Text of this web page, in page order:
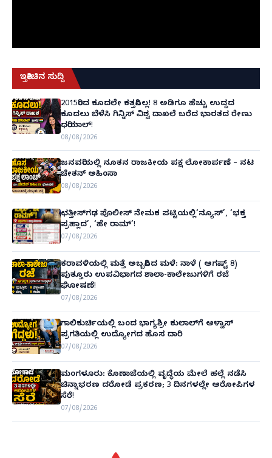
ಇತ್ತೀಚಿನ ಸುದ್ದಿ
2015ರಿಂದ ಕೂದಲೇ ಕತ್ತರಿಸಿಲ್ಲ! 8 ಅಡಿಗೂ ಹೆಚ್ಚು ಉದ್ದದ
ಕೂದಲು ಬೆಳೆಸಿ ಗಿನ್ನಿಸ್ ವಿಶ್ವ ದಾಖಲೆ ಬರೆದ ಭಾರತದ ರೇಣು
ಧರಿಯಾಲ್!
08/08/2026
ಜನವರಿಯಲ್ಲಿ ನೂತನ ರಾಜಕೀಯ ಪಕ್ಷ ಲೋಕಾರ್ಪಣೆ – ನಟ
ಚೇತನ್ ಅಹಿಂಸಾ
08/08/2026
ಛತ್ತೀಸ್‌ಗಢ ಪೊಲೀಸ್ ನೇಮಕ ಪಟ್ಟಿಯಲ್ಲಿ‘ನ್ಯೂಸ್’, ‘ಭಕ್ತ
ಪ್ರಹ್ಲಾದ’, ‘ಹೇ ರಾಮ್’!
07/08/2026
ಕರಾವಳಿಯಲ್ಲಿ ಮತ್ತೆ ಅಬ್ಬರಿಸಿದ ಮಳೆ: ನಾಳೆ ( ಆಗಷ್ಟ್ 8)
ಪುತ್ತೂರು ಉಪವಿಭಾಗದ ಶಾಲಾ-ಕಾಲೇಜುಗಳಿಗೆ ರಜೆ
ಘೋಷಣೆ!
07/08/2026
ಗಾಲಿಕುರ್ಚಿಯಲ್ಲಿ ಬಂದ ಭಾಗ್ಯಶ್ರೀ ಕುಲಾಲ್‌ಗೆ ಆಳ್ವಾಸ್
ಪ್ರಗತಿಯಲ್ಲಿ ಉದ್ಯೋಗದ ಹೊಸ ದಾರಿ
07/08/2026
ಮಂಗಳೂರು: ಕೊಣಾಜೆಯಲ್ಲಿ ವೃದ್ಧೆಯ ಮೇಲೆ ಹಲ್ಲೆ ನಡೆಸಿ
ಚಿನ್ನಾಭರಣ ದರೋಡೆ ಪ್ರಕರಣ; 3 ದಿನಗಳಲ್ಲೇ ಆರೋಪಿಗಳ
ಸೆರೆ!
07/08/2026